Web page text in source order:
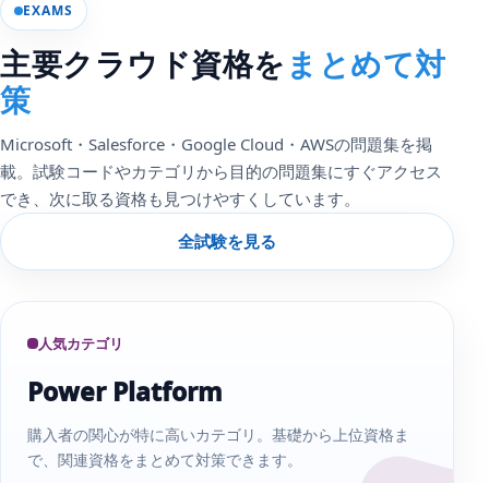
EXAMS
主要クラウド資格を まとめて対
策
Microsoft・Salesforce・Google Cloud・AWSの問題集を掲
載。試験コードやカテゴリから目的の問題集にすぐアクセス
でき、次に取る資格も見つけやすくしています。
全試験を見る
人気カテゴリ
Power Platform
購入者の関心が特に高いカテゴリ。基礎から上位資格ま
で、関連資格をまとめて対策できます。